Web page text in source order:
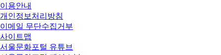
이용안내
개인정보처리방침
이메일 무단수집거부
사이트맵
서울문화포털 유튜브